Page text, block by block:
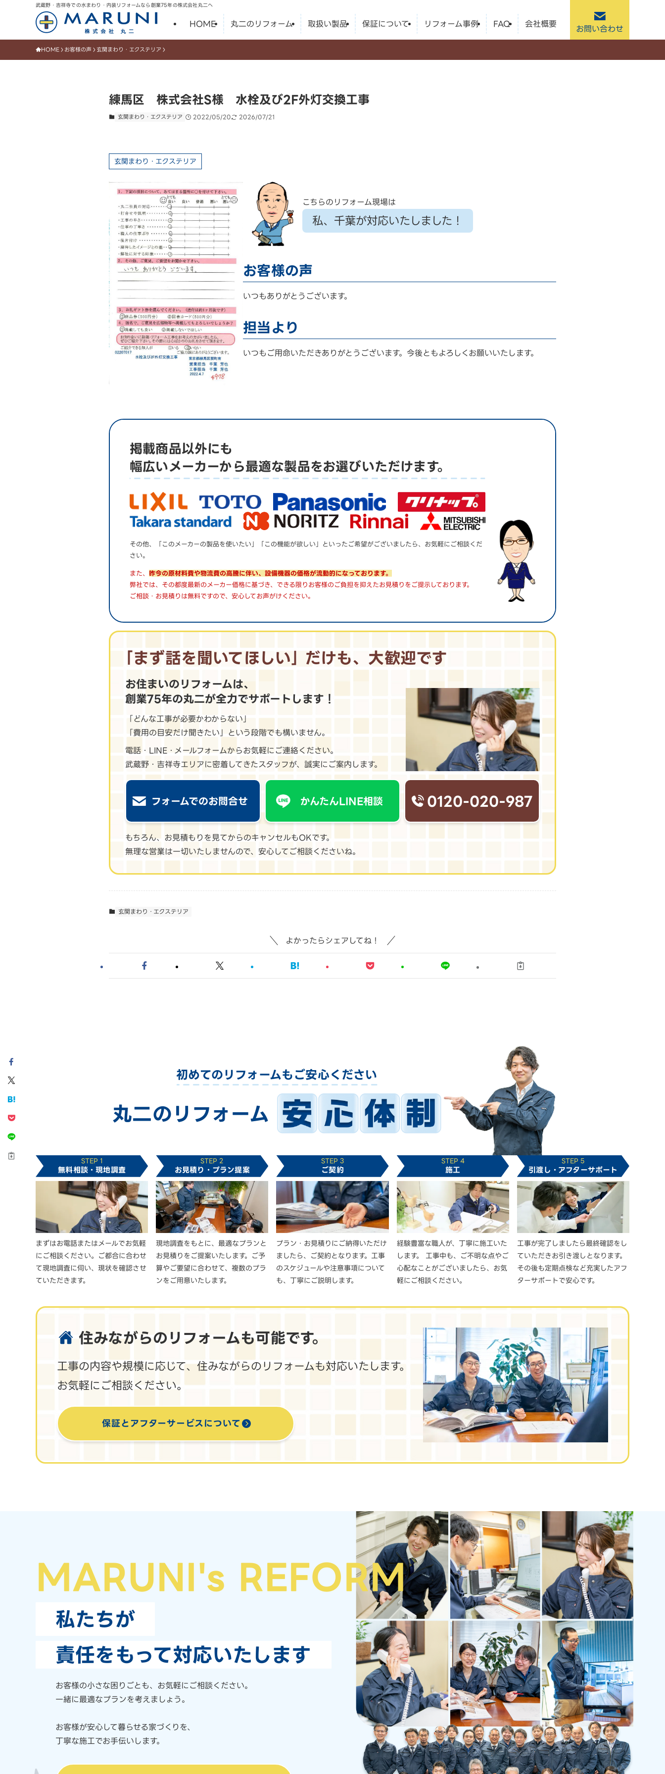
武蔵野・吉祥寺での水まわり・内装リフォームなら創業75年の株式会社丸二へ
HOME 丸二のリフォーム 取扱い製品 保証について リフォーム事例 FAQ 会社概要
お問い合わせ
HOME お客様の声 玄関まわり・エクステリア
練馬区 株式会社S様 水栓及び2F外灯交換工事
玄関まわり・エクステリア 2022/05/20 2026/07/21
玄関まわり・エクステリア
こちらのリフォーム現場は
私、千葉が対応いたしました！
お客様の声
いつもありがとうございます。
担当より
いつもご用命いただきありがとうございます。今後ともよろしくお願いいたします。
掲載商品以外にも
幅広いメーカーから最適な製品をお選びいただけます。
その他、「このメーカーの製品を使いたい」「この機能が欲しい」といったご希望がございましたら、お気軽にご相談くだ
さい。
また、
昨今の原材料費や物流費の高騰に伴い、設備機器の価格が流動的になっております。
弊社では、その都度最新のメーカー価格に基づき、できる限りお客様のご負担を抑えたお見積りをご提示しております。
ご相談・お見積りは無料ですので、安心してお声がけください。
｢まず話を聞いてほしい｣ だけも、大歓迎です
お住まいのリフォームは、
創業75年の丸二が全力でサポートします！
「どんな工事が必要かわからない」
「費用の目安だけ聞きたい」という段階でも構いません。
電話・LINE・メールフォームからお気軽にご連絡ください。
武蔵野・吉祥寺エリアに密着してきたスタッフが、誠実にご案内します。
フォームでのお問合せ かんたんLINE相談 0120-020-987
もちろん、お見積もりを見てからのキャンセルもOKです。
無理な営業は一切いたしませんので、安心してご相談くださいね。
玄関まわり・エクステリア
よかったらシェアしてね！
初めてのリフォームもご安心ください
丸二のリフォーム
STEP 1
無料相談・現地調査
まずはお電話またはメールでお気軽
にご相談ください。ご都合に合わせ
て現地調査に伺い、現状を確認させ
ていただきます。
STEP 2
お見積り・プラン提案
現地調査をもとに、最適なプランと
お見積りをご提案いたします。ご予
算やご要望に合わせて、複数のプラ
ンをご用意いたします。
STEP 3
ご契約
プラン・お見積りにご納得いただけ
ましたら、ご契約となります。工事
のスケジュールや注意事項について
も、丁寧にご説明します。
STEP 4
施工
経験豊富な職人が、丁寧に施工いた
します。 工事中も、ご不明な点やご
心配なことがございましたら、お気
軽にご相談ください。
STEP 5
引渡し・アフターサポート
工事が完了しましたら最終確認をし
ていただきお引き渡しとなります。
その後も定期点検など充実したアフ
ターサポートで安心です。
住みながらのリフォームも可能です。
工事の内容や規模に応じて、住みながらのリフォームも対応いたします。
お気軽にご相談ください。
保証とアフターサービス について
MARUNI's REFORM
私たちが
責任をもって対応いたします
お客様の小さな困りごとも、 お気軽にご相談ください。
一緒に最適なプランを考えましょう。
お客様が安心して暮らせる家づくりを、
丁寧な施工でお手伝いします。